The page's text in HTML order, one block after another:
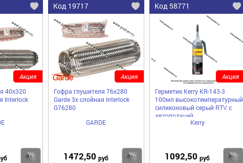
40x320
Interloсk
Купить
Акция
Код 19717
Гофра глушителя 76x280
Garde 3х слойная Interloсk
G76280
GARDE
1472,50 руб Купить
Акция
Код 58771
Герметик Kerry KR-143-3
100мл высокотемпературный
силиконовый серый RTV с
автоподачей
Kerry
1092,50 руб
Акция